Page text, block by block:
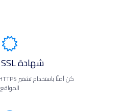
شهادة SSL مجانية
المواقع